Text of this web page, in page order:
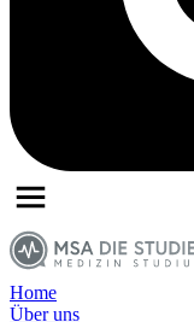
Home
Über uns